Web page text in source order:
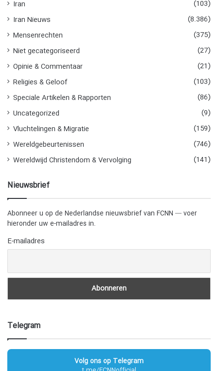
Iran
(103)
Iran Nieuws
(8.386)
Mensenrechten
(375)
Niet gecategoriseerd
(27)
Opinie & Commentaar
(21)
Religies & Geloof
(103)
Speciale Artikelen & Rapporten
(86)
Uncategorized
(9)
Vluchtelingen & Migratie
(159)
Wereldgebeurtenissen
(746)
Wereldwijd Christendom & Vervolging
(141)
Nieuwsbrief
Abonneer u op de Nederlandse nieuwsbrief van FCNN — voer
hieronder uw e-mailadres in.
E-mailadres
Telegram
Volg ons op Telegram